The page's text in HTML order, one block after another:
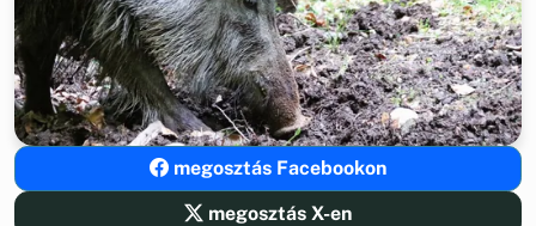
megosztás Facebookon
megosztás X-en